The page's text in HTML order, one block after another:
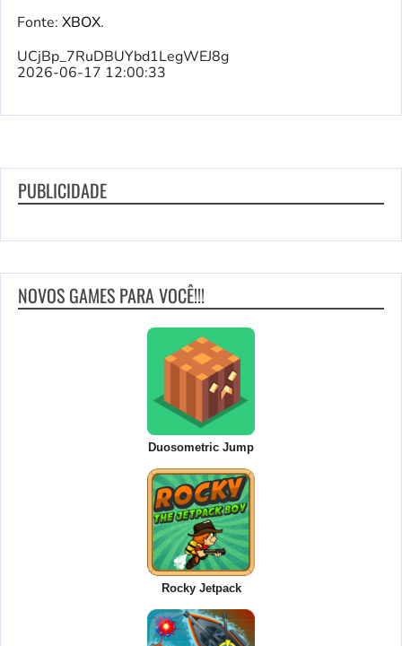
Fonte: XBOX.
UCjBp_7RuDBUYbd1LegWEJ8g
2026-06-17 12:00:33
PUBLICIDADE
NOVOS GAMES PARA VOCÊ!!!
Duosometric Jump
Rocky Jetpack